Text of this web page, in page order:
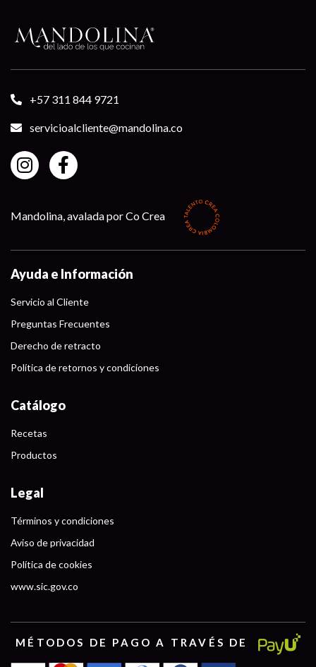
+57 311 844 9721
servicioalcliente@mandolina.co
Mandolina, avalada por Co Crea
Ayuda e Información
Servicio al Cliente
Preguntas Frecuentes
Derecho de retracto
Política de retornos y condiciones
Catálogo
Recetas
Productos
Legal
Términos y condiciones
Aviso de privacidad
Política de cookies
www.sic.gov.co
MÉTODOS DE PAGO A TRAVÉS DE